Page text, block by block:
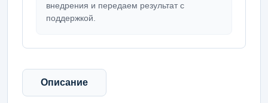
внедрения и передаем результат с
поддержкой.
Описание